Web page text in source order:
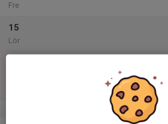
Fre
15
Lör
Fotbollsligan 7M7 Herr Höst GrpA
Ruddalen 7M7 nr 5 Konstgräs
v.34